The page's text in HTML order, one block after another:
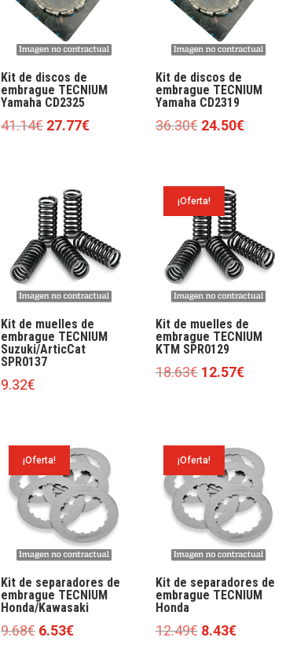
Kit de discos de
embrague TECNIUM
Yamaha CD2325
41.14€ El
era:
41.14€.
27.77€El
Kit de discos de
embrague TECNIUM
Yamaha CD2319
36.30€ El
era:
36.30€.
24.50€El
Kit de muelles de
embrague TECNIUM
Suzuki/ArticCat
SPR0137
9.32€
¡Oferta!
Kit de muelles de
embrague TECNIUM
KTM SPR0129
18.63€ El
18.63€.
12.57€El
12.57€.
¡Oferta!
Kit de separadores de
embrague TECNIUM
Honda/Kawasaki
9.68€ El
6.53€El
¡Oferta!
Kit de separadores de
embrague TECNIUM
Honda
12.49€ El
8.43€El